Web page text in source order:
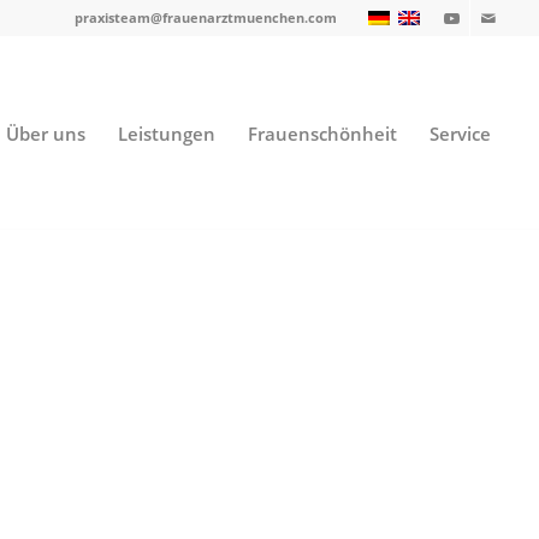
praxisteam@frauenarztmuenchen.com
Über uns Leistungen Frauenschönheit Service